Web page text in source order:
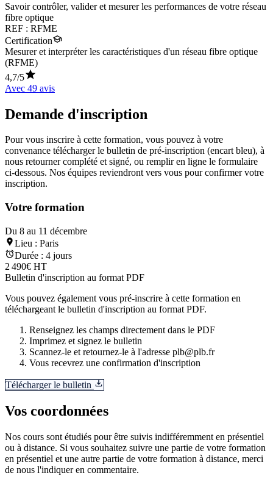
Savoir contrôler, valider et mesurer les performances de votre réseau
fibre optique
REF : RFME
Certification
Mesurer et interpréter les caractéristiques d'un réseau fibre optique
(RFME)
4,7/5
Avec 49 avis
Demande d'inscription
Pour vous inscrire à cette formation, vous pouvez à votre
convenance télécharger le bulletin de pré-inscription (encart bleu), à
nous retourner complété et signé, ou remplir en ligne le formulaire
ci-dessous. Nos équipes reviendront vers vous pour confirmer votre
inscription.
Votre formation
Du 8 au 11 décembre
Lieu : Paris
Durée : 4 jours
2 490€ HT
Bulletin d'inscription au format PDF
Vous pouvez également vous pré-inscrire à cette formation en
téléchargeant le bulletin d'inscription au format PDF.
Renseignez les champs directement dans le PDF
Imprimez et signez le bulletin
Scannez-le et retournez-le à l'adresse plb@plb.fr
Vous recevrez une confirmation d'inscription
Télécharger le bulletin
Vos coordonnées
Nos cours sont étudiés pour être suivis indifféremment en présentiel
ou à distance. Si vous souhaitez suivre une partie de votre formation
en présentiel et une autre partie de votre formation à distance, merci
de nous l'indiquer en commentaire.